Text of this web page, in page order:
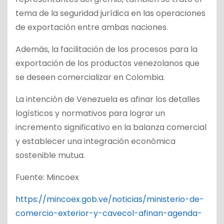
tema de la seguridad jurídica en las operaciones
de exportación entre ambas naciones.
Además, la facilitación de los procesos para la
exportación de los productos venezolanos que
se deseen comercializar en Colombia.
La intención de Venezuela es afinar los detalles
logísticos y normativos para lograr un
incremento significativo en la balanza comercial
y establecer una integración económica
sostenible mutua.
Fuente: Mincoex
https://mincoex.gob.ve/noticias/ministerio-de-
comercio-exterior-y-cavecol-afinan-agenda-